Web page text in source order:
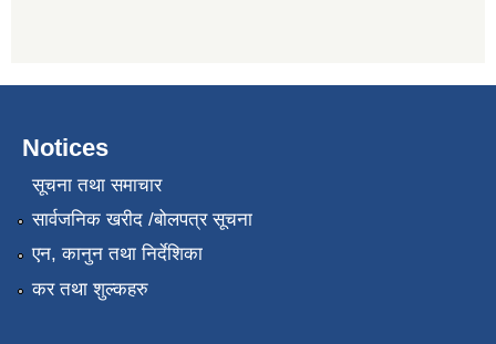
Notices
सूचना तथा समाचार
सार्वजनिक खरीद /बोलपत्र सूचना
एन, कानुन तथा निर्देशिका
कर तथा शुल्कहरु